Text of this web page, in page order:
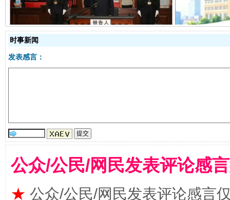
受贿1.44亿！段成刚被判无期 从幼
时事新闻
发表感言：
公众/公民/网民发表评论感
★ 公众/公民/网民发表评论感言